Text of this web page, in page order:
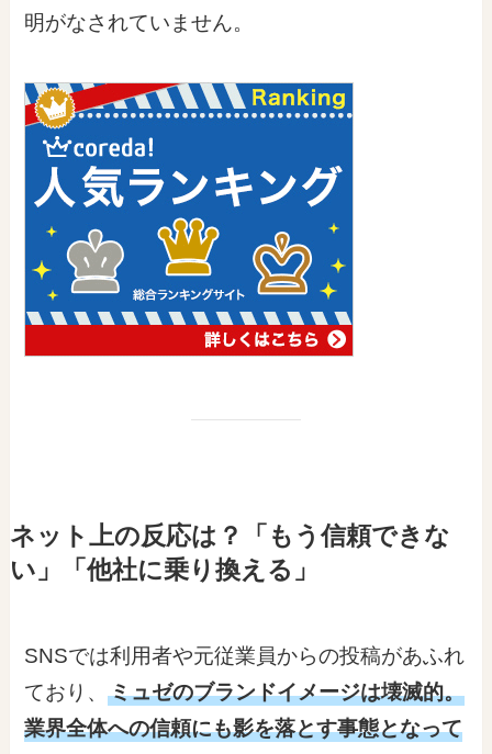
明がなされていません。
ネット上の反応は？「もう信頼できな
い」「他社に乗り換える」
SNSでは利用者や元従業員からの投稿があふれ
ており、ミュゼのブランドイメージは壊滅的。
業界全体への信頼にも影を落とす事態となって